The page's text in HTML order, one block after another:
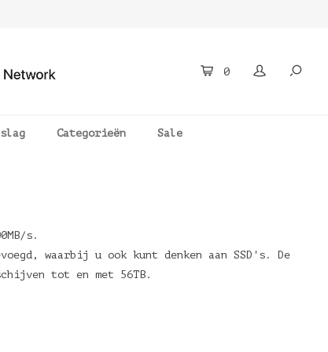
0
Categorieën Sale
s.
waarbij u ook kunt denken aan SSD's. De
tot en met 56TB.